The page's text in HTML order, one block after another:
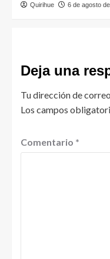
Quirihue 6 de agosto
Deja una
Tu dirección de
Los campos
Comentario *